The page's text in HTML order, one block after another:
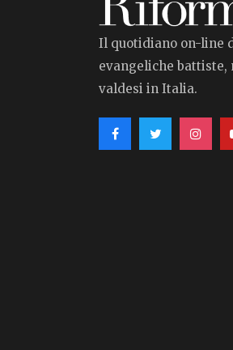
Il quotidiano on-line
evangeliche battiste,
valdesi in Italia.